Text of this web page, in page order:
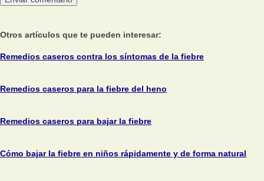
Otros artículos que te pueden interesar:
Remedios caseros contra los síntomas de la fiebre
Remedios caseros para la fiebre del heno
Remedios caseros para bajar la fiebre
Cómo bajar la fiebre en niños rápidamente y de forma natural